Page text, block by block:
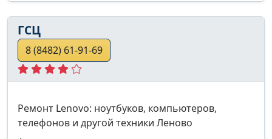
ГСЦ
8 (8482) 61-91-69
Ремонт Lenovo: ноутбуков, компьютеров,
телефонов и другой техники Леново